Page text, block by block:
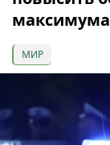
максимума
МИР